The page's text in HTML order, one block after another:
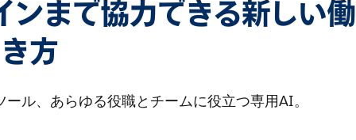
ンまで協力できる新しい働
き方
ル、あらゆる役職とチームに役立つ専用AI。